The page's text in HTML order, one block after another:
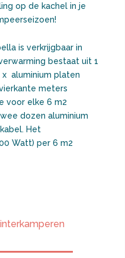
op de kachel in je
is verkrijgbaar in
bestaat uit 1
x aluminium platen
meters
voor elke 6 m2
dozen aluminium
Het
Watt) per 6 m2